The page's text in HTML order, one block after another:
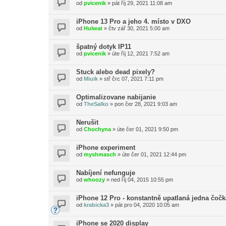
od pvicenik » pát říj 29, 2021 11:08 am
iPhone 13 Pro a jeho 4. místo v DXO
od Hulwat » čtv zář 30, 2021 5:00 am
špatný dotyk IP11
od pvicenik » úte říj 12, 2021 7:52 am
Stuck alebo dead pixely?
od Miuik » stř črc 07, 2021 7:11 pm
Optimalizovane nabijanie
od TheSalko » pon čer 28, 2021 9:03 am
Nerušit
od Chochyna » úte čer 01, 2021 9:50 pm
iPhone experiment
od myshmasch » úte čer 01, 2021 12:44 pm
Nabíjení nefunguje
od whoozy » ned říj 04, 2015 10:55 pm
iPhone 12 Pro - konstantně upatlaná jedna
od krabicka3 » pát pro 04, 2020 10:05 am
iPhone se 2020 display